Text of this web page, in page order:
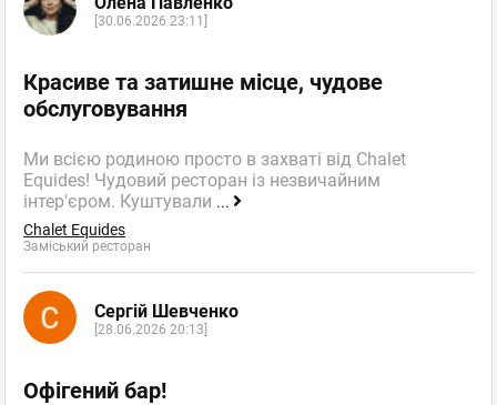
[30.06.2026 23:11]
Красиве та затишне місце, чудове
обслуговування
Ми всією родиною просто в захваті від Chalet
Equides! Чудовий ресторан із незвичайним
інтер'єром. Куштували ...
Chalet Equides
Заміський ресторан
Сергій Шевченко
[28.06.2026 20:13]
Офігений бар!